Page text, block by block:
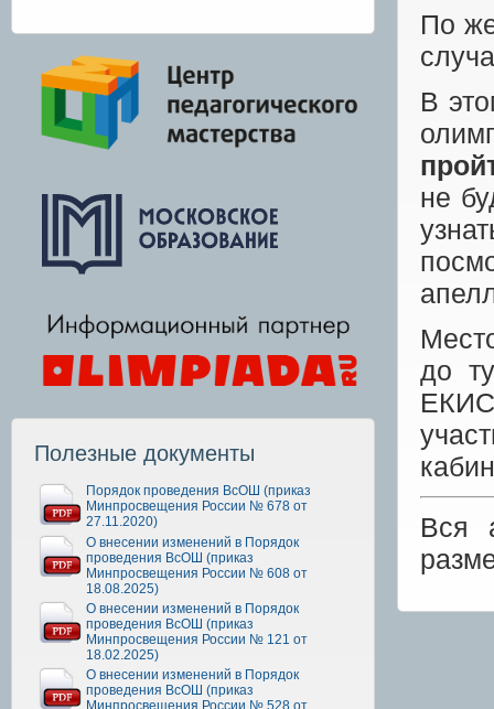
Полезные документы
Порядок проведения ВсОШ (приказ
Минпросвещения России № 678 от
27.11.2020)
О внесении изменений в Порядок
проведения ВсОШ (приказ
Минпросвещения России № 608 от
18.08.2025)
О внесении изменений в Порядок
проведения ВсОШ (приказ
Минпросвещения России № 121 от
18.02.2025)
О внесении изменений в Порядок
проведения ВсОШ (приказ
Минпросвещения России № 528 от
По
В
не
до
Вся